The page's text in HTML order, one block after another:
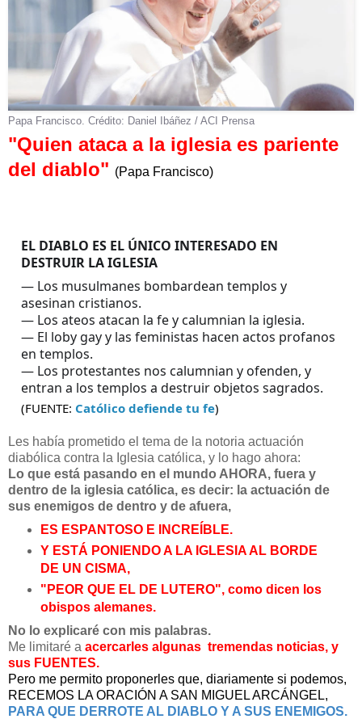
Papa Francisco. Crédito: Daniel Ibáñez / ACI Prensa
"Quien ataca a la iglesia es pariente
del diablo" (Papa Francisco)
EL DIABLO ES EL ÚNICO INTERESADO EN
DESTRUIR LA IGLESIA
— Los musulmanes bombardean templos y
asesinan cristianos.
— Los ateos atacan la fe y calumnian la iglesia.
— El loby gay y las feministas hacen actos profanos
en templos.
— Los protestantes nos calumnian y ofenden, y
entran a los templos a destruir objetos sagrados.
(FUENTE: Católico defiende tu fe)
Les había prometido el tema de la notoria actuación
diabólica contra la Iglesia católica, y lo hago ahora:
Lo que está pasando en el mundo AHORA, fuera y
dentro de la iglesia católica, es decir: la actuación de
sus enemigos de dentro y de afuera,
ES ESPANTOSO E INCREÍBLE.
Y ESTÁ PONIENDO A LA IGLESIA AL BORDE
DE UN CISMA,
"PEOR QUE EL DE LUTERO", como dicen los
obispos alemanes.
No lo explicaré con mis palabras.
Me limitaré a acercarles algunas tremendas noticias, y
sus FUENTES.
Pero me permito proponerles que, diariamente si podemos,
RECEMOS LA ORACIÓN A SAN MIGUEL ARCÁNGEL,
PARA QUE DERROTE AL DIABLO Y A SUS ENEMIGOS.